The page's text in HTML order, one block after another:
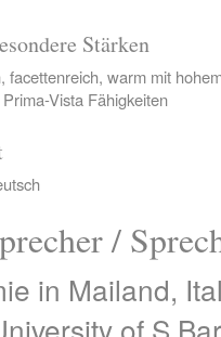
Stärken
facettenreich, warm mit
Vista Fähigkeiten
/
in Mailand,
of